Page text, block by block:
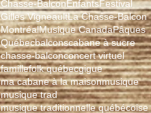
Chasse-BalconEnfantsFestival
Gilles VigneaultLa Chasse-Balcon
MontréalMusique CanadaPâques
Québecbalconscabane à sucre
chasse-balconconcert virtuel
famillefolk québecgigue
ma cabane à la maisonmusique
musique trad
musique traditionnelle québécoise